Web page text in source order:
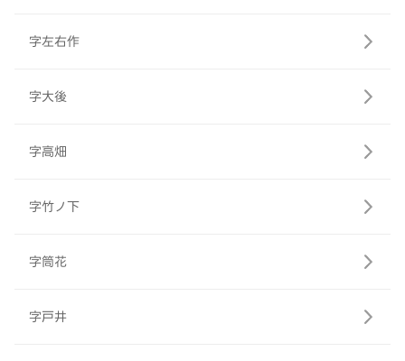
字左右作
字大後
字高畑
字竹ノ下
字筒花
字戸井